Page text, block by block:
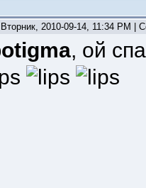
2010-09-14, 11:34 PM |
, ой